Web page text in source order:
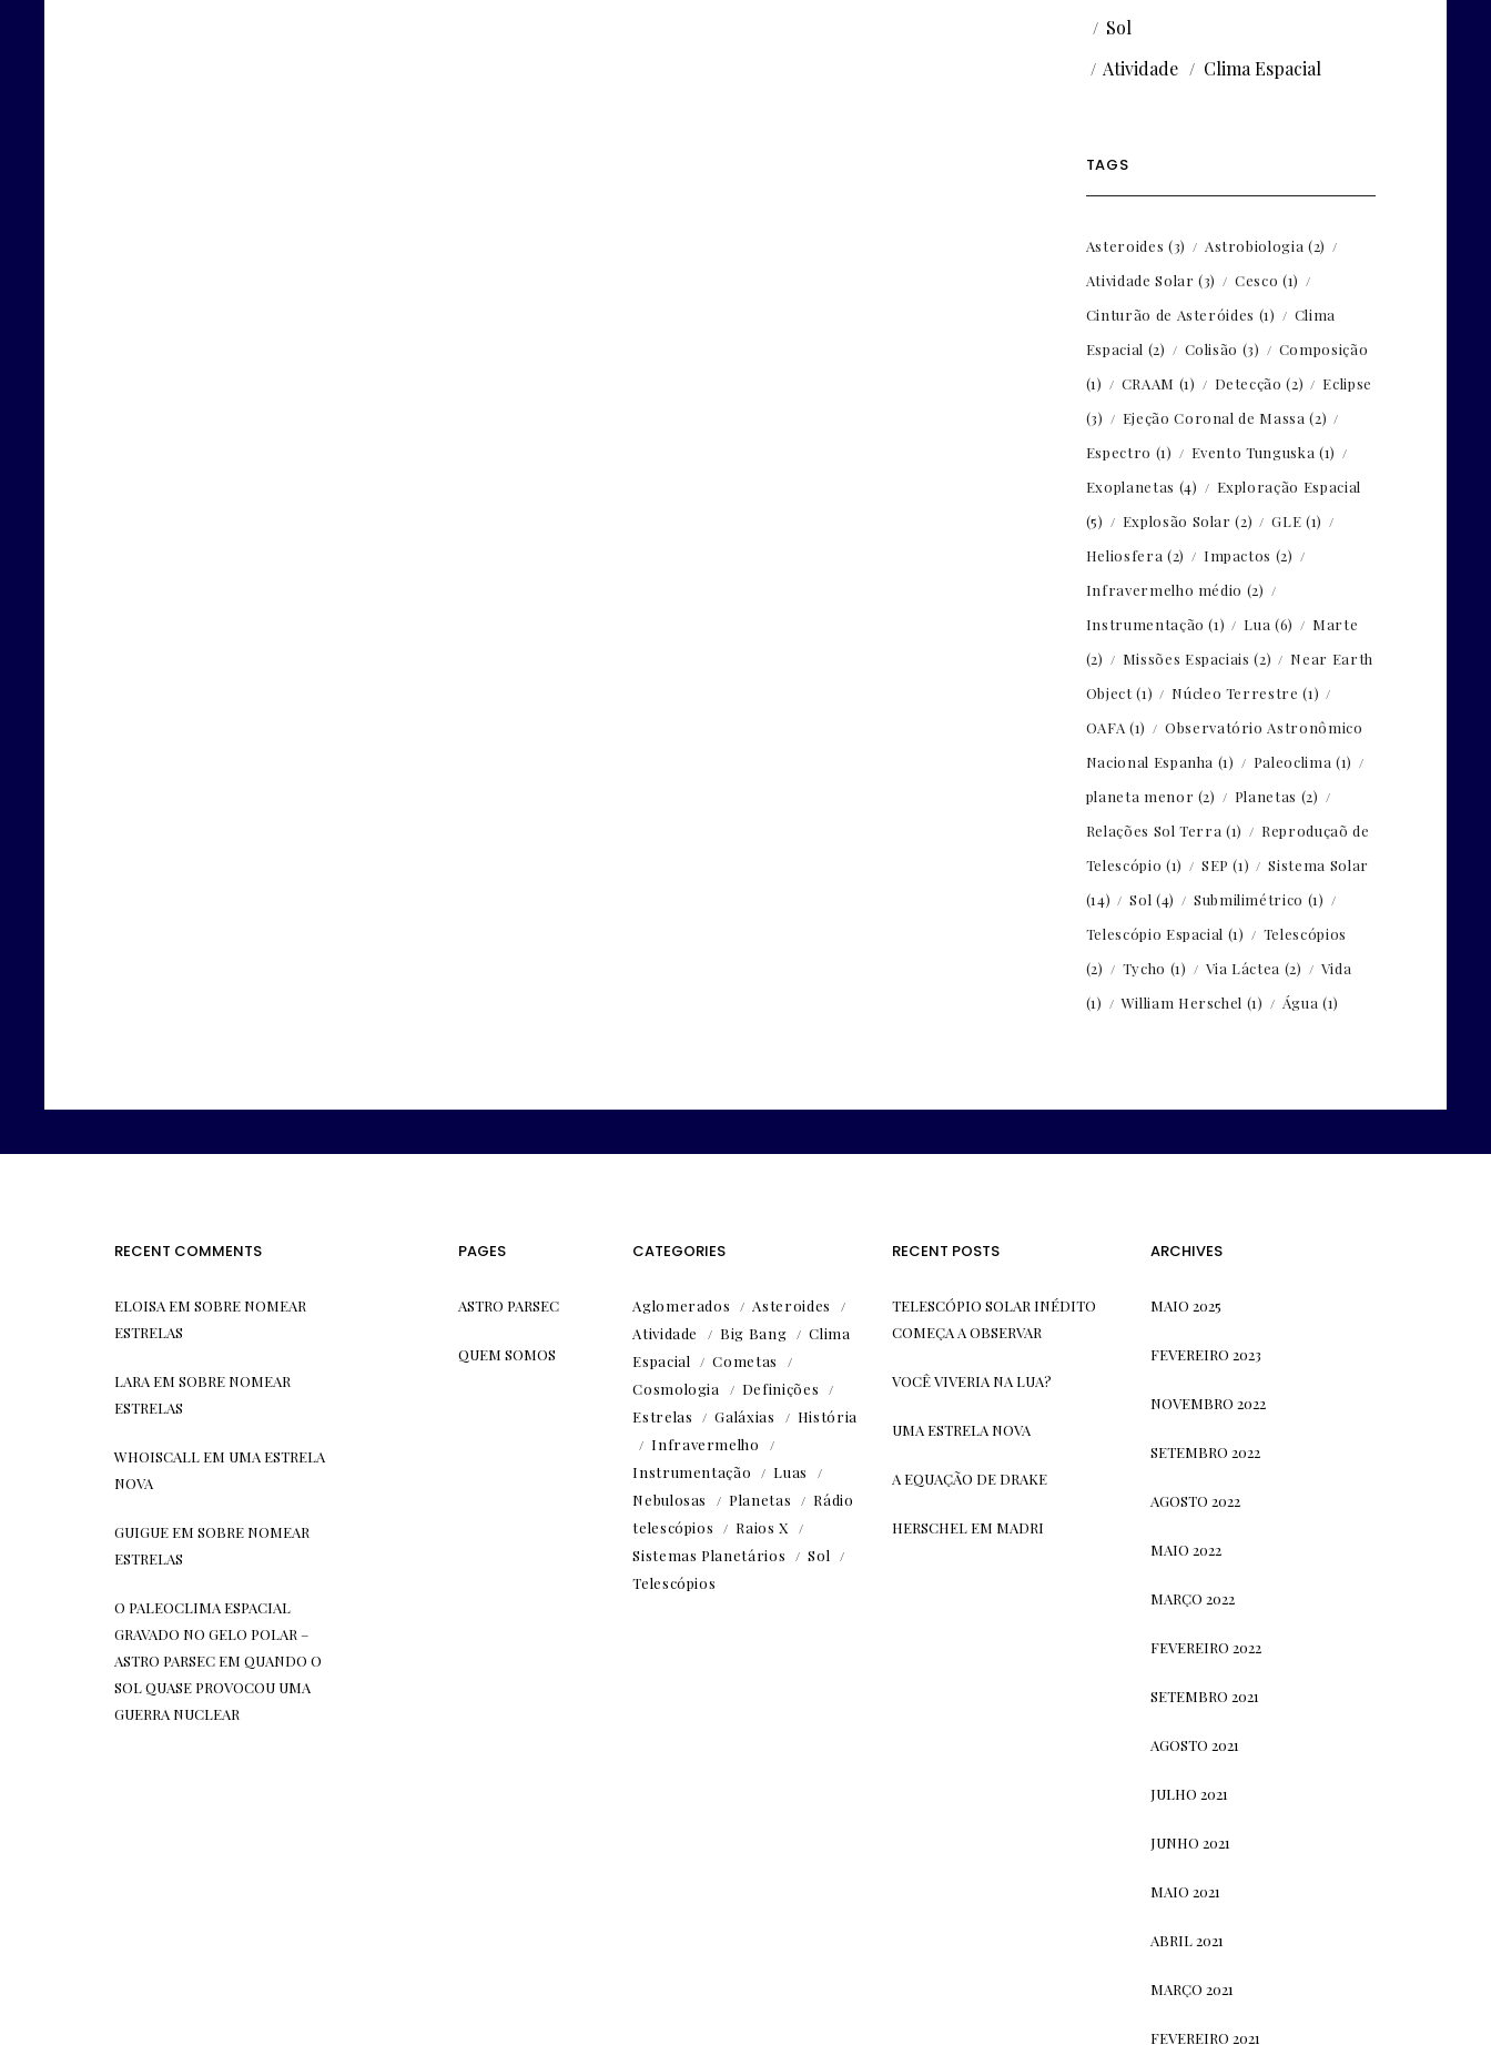
Sol
Atividade
Clima Espacial
TAGS
Asteroides (3) Astrobiologia (2)
Atividade Solar (3) Cesco (1)
Cinturão de Asteróides (1)
Clima
Espacial (2) Colisão (3)
Composição
(1)
CRAAM (1) Detecção (2)
Eclipse
(3)
Ejeção Coronal de Massa (2)
Espectro (1) Evento Tunguska (1)
Exoplanetas (4)
Exploração Espacial
(5)
Explosão Solar (2) GLE (1)
Heliosfera (2) Impactos (2)
Infravermelho médio (2)
Instrumentação (1) Lua (6)
Marte
(2)
Missões Espaciais (2)
Near Earth
Object(1) Núcleo Terrestre (1)
OAFA (1)
Observatório Astronômico
Nacional Espanha (1) Paleoclima (1)
planeta menor (2) Planetas (2)
Relações Sol Terra (1)
Reproduçaõ de
Telescópio (1) SEP (1)
Sistema Solar
(14)
Sol (4) Submilimétrico (1)
Telescópio Espacial (1)
Telescópios
(2)
Tycho (1) Via Láctea (2)
Vida
(1)
William Herschel (1) Água (1)
RECENT COMMENTS
ELOISA EMSOBRE NOMEAR
ESTRELAS
LARA EMSOBRE NOMEAR
ESTRELAS
WHOISCALL EM UMA ESTRELA
NOVA
GUIGUE EMSOBRE NOMEAR
ESTRELAS
O PALEOCLIMA ESPACIAL
GRAVADO NO GELO POLAR –
ASTRO PARSEC EMQUANDO O
SOL QUASE PROVOCOU UMA
GUERRA NUCLEAR
PAGES
ASTRO PARSEC
QUEM SOMOS
CATEGORIES
Aglomerados
Asteroides
Atividade
Big Bang
Clima
Espacial
Cometas
Cosmologia
Definições
Estrelas
Galáxias
História
Infravermelho
Instrumentação
Luas
Nebulosas
Planetas
Rádio
telescópios
Raios X
Sistemas Planetários
Sol
Telescópios
RECENT POSTS
TELESCÓPIO SOLAR INÉDITO
COMEÇA A OBSERVAR
VOCÊ VIVERIA NA LUA?
UMA ESTRELA NOVA
A EQUAÇÃO DE DRAKE
HERSCHEL EM MADRI
ARCHIVES
MAIO 2025
FEVEREIRO 2023
NOVEMBRO 2022
SETEMBRO 2022
AGOSTO 2022
MAIO 2022
MARÇO 2022
FEVEREIRO 2022
SETEMBRO 2021
AGOSTO 2021
JULHO 2021
JUNHO 2021
MAIO 2021
ABRIL 2021
MARÇO 2021
FEVEREIRO 2021